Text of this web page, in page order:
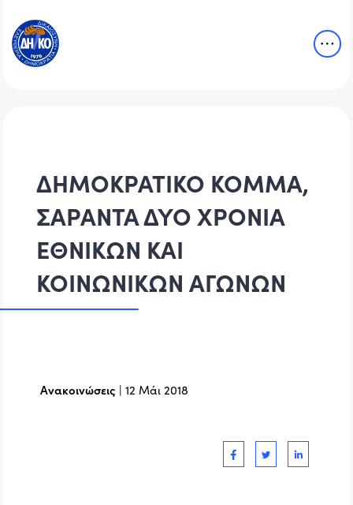
ΔΗΜΟΚΡΑΤΙΚΟ ΚΟΜΜΑ,
ΣΑΡΑΝΤΑ ΔΥΟ ΧΡΟΝΙΑ
ΕΘΝΙΚΩΝ ΚΑΙ
ΚΟΙΝΩΝΙΚΩΝ ΑΓΩΝΩΝ
Ανακοινώσεις |12 Μάι 2018